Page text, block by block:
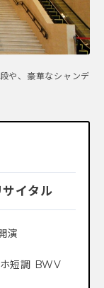
や、豪華なシャンデ
イタル
演
短調 BWV